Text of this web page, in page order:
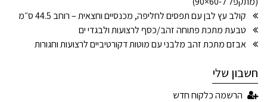
קולב עץ לבן עם תפסים לחליפה, מכנסיים וחצאית – רוחב 44.5 ס״מ
טבעת מתכת פתוחה זהב/כסף לרצועות ולבגדי ים
אבזם מתכת זהב מלבני עם מוטות דקורטיביים לרצועות וחגורות
חשבון שלי
הרשמה כלקוח חדש